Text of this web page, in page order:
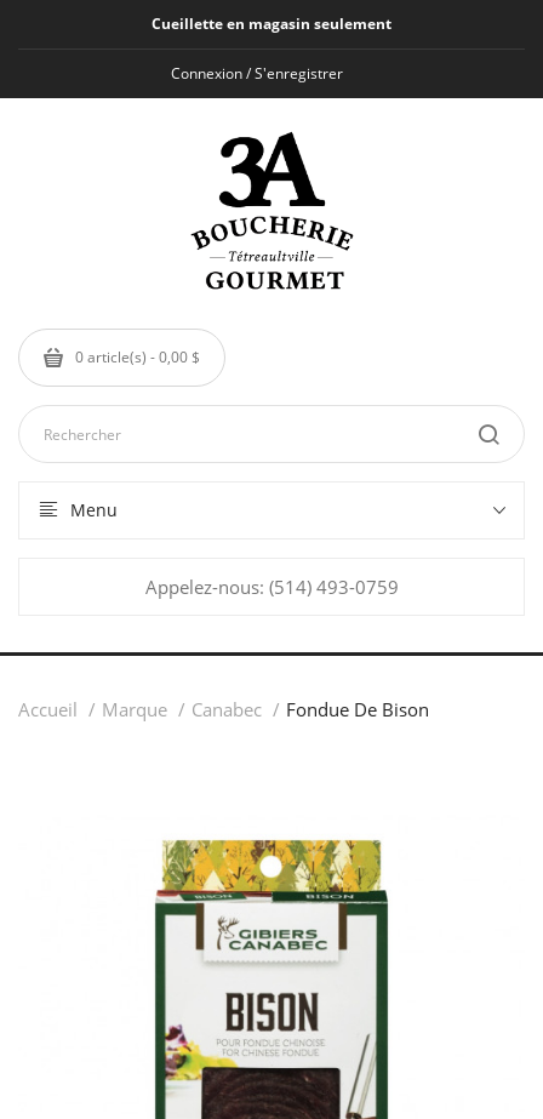
Cueillette en magasin seulement
Connexion / S'enregistrer
0 article(s) - 0,00 $
Menu
Appelez-nous: (514) 493-0759
Accueil Marque Canabec Fondue De Bison